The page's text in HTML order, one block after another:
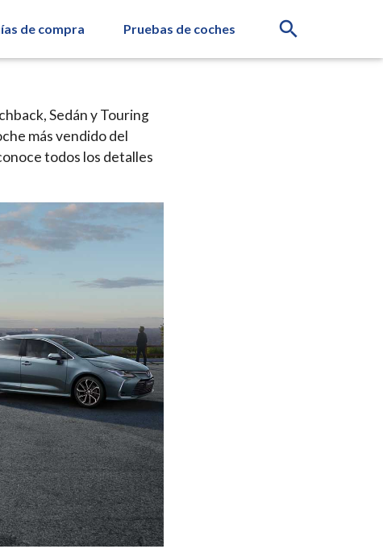
search
de compra Pruebas de coches
Sedán y Touring
más vendido del
todos los detalles